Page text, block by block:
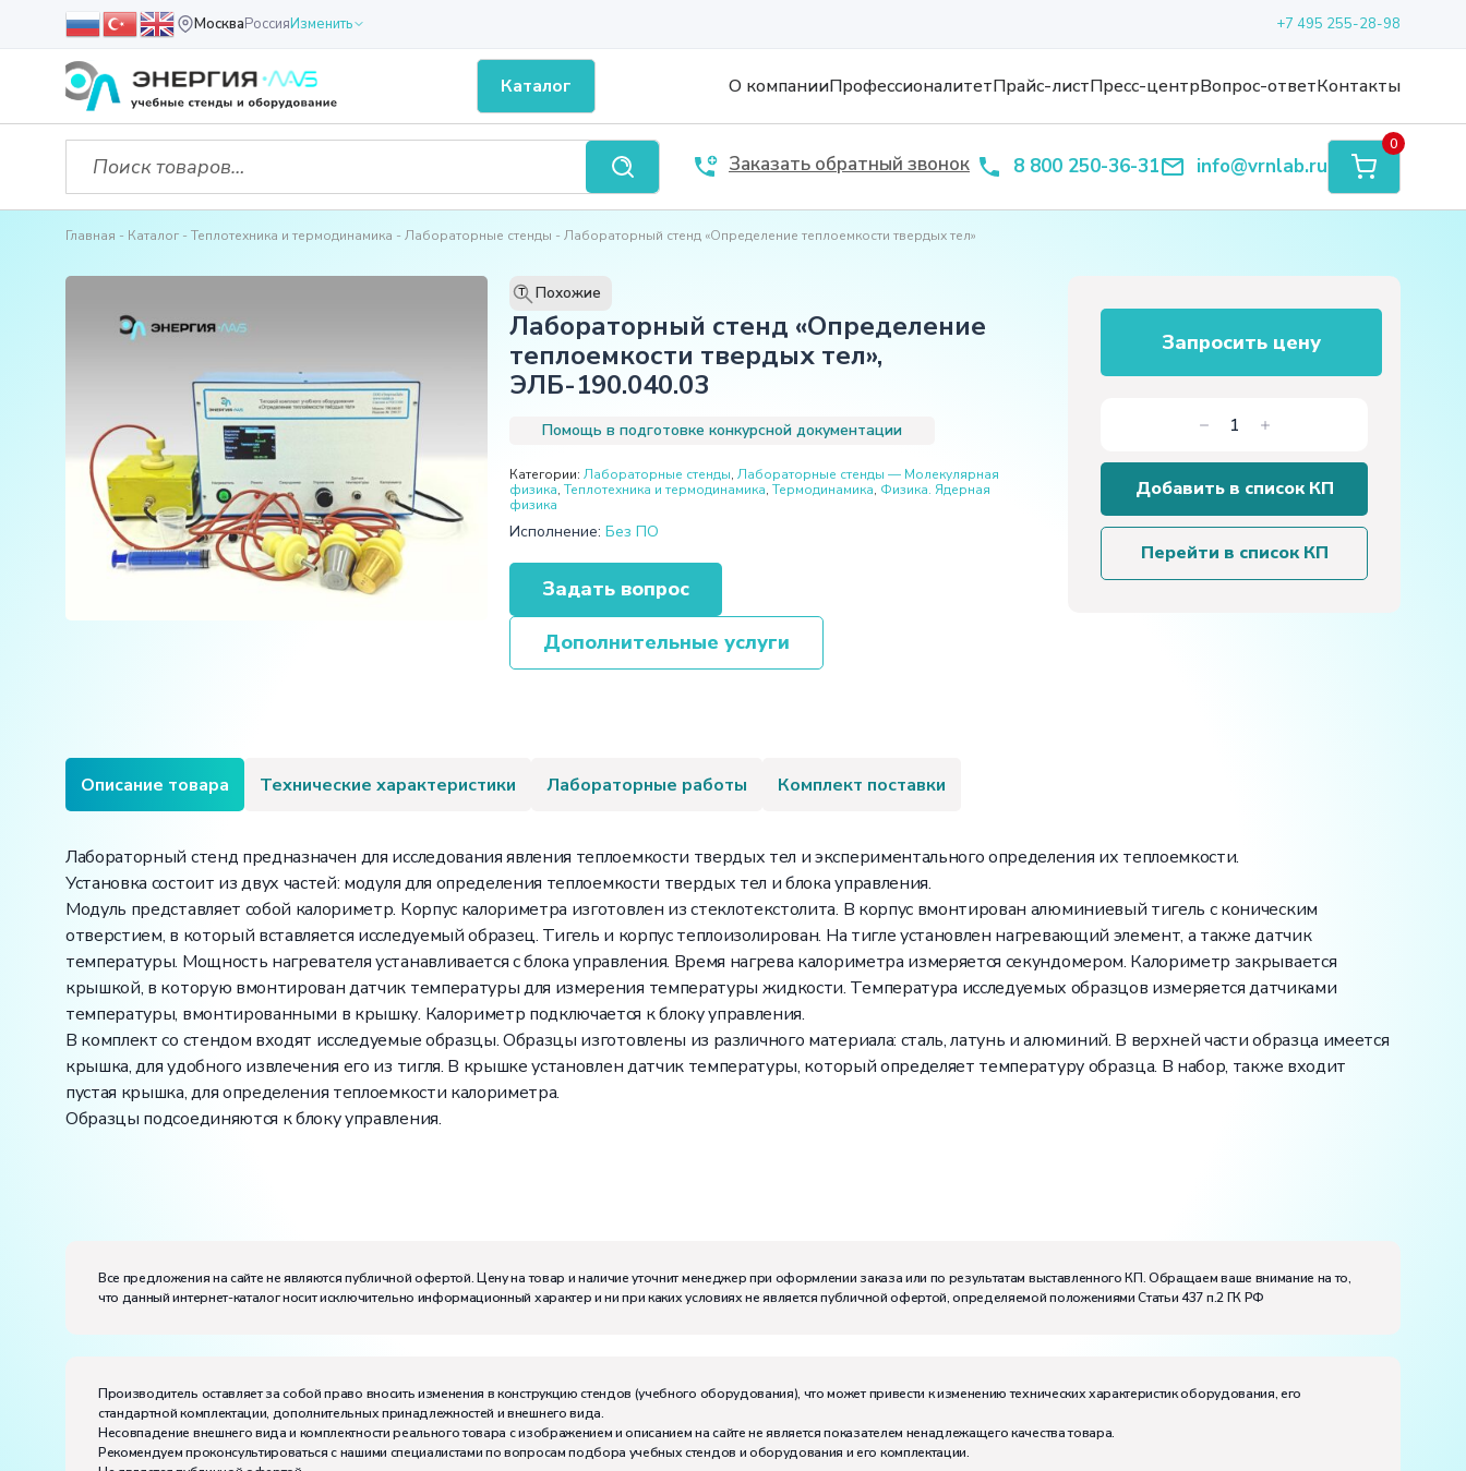
МоскваРоссияИзменить +7 495 255-28-98
Каталог О компанииПрофессионалитетПрайс-листПресс-центрВопрос-ответКонтакты
Заказать обратный звонок 8 800 250-36-31 info@vrnlab.ru
0
Главная Каталог Теплотехника и термодинамика Лабораторные стенды Лабораторный стенд «Определение теплоемкости твердых тел»
T Похожие
Лабораторный стенд «Определение
теплоемкости твердых тел»,
ЭЛБ-190.040.03
Помощь в подготовке конкурсной документации
Категории: Лабораторные стенды, Лабораторные стенды — Молекулярная
физика, Теплотехника и термодинамика, Термодинамика, Физика. Ядерная
физика
Исполнение: Без ПО
Задать вопрос
Дополнительные услуги
Запросить цену
Количество
товара
Лабораторный
«Определение
теплоемкости
Добавить в список КП
Перейти в список КП
Описание товара Технические характеристики Лабораторные работы Комплект поставки
Лабораторный стенд предназначен для исследования явления теплоемкости твердых тел и экспериментального определения их теплоемкости.
Установка состоит из двух частей: модуля для определения теплоемкости твердых тел и блока управления.
Модуль представляет собой калориметр. Корпус калориметра изготовлен из стеклотекстолита. В корпус вмонтирован алюминиевый тигель с коническим
отверстием, в который вставляется исследуемый образец. Тигель и корпус теплоизолирован. На тигле установлен нагревающий элемент, а также датчик
температуры. Мощность нагревателя устанавливается с блока управления. Время нагрева калориметра измеряется секундомером. Калориметр закрывается
крышкой, в которую вмонтирован датчик температуры для измерения температуры жидкости. Температура исследуемых образцов измеряется датчиками
температуры, вмонтированными в крышку. Калориметр подключается к блоку управления.
В комплект со стендом входят исследуемые образцы. Образцы изготовлены из различного материала: сталь, латунь и алюминий. В верхней части образца имеется
крышка, для удобного извлечения его из тигля. В крышке установлен датчик температуры, который определяет температуру образца. В набор, также входит
пустая крышка, для определения теплоемкости калориметра.
Образцы подсоединяются к блоку управления.
Потребляемая мощность, В·А:
300
Электропитание:
Диапазон рабочих температур, ˚С:
Влажность, %:до 80
Количество человек, которое одновременно и активно может работать на комплекте:2
Все предложения на сайте не являются публичной офертой. Цену на товар и наличие уточнит менеджер при оформлении заказа или по результатам выставленного КП. Обращаем ваше внимание на то,
что данный интернет-каталог носит исключительно информационный характер и ни при каких условиях не является публичной офертой, определяемой положениями Статьи 437 п.2 ГК РФ
Производитель оставляет за собой право вносить изменения в конструкцию стендов (учебного оборудования), что может привести к изменению технических характеристик оборудования, его
стандартной комплектации, дополнительных принадлежностей и внешнего вида.
Несовпадение внешнего вида и комплектности реального товара с изображением и описанием на сайте не является показателем ненадлежащего качества товара.
Рекомендуем проконсультироваться с нашими специалистами по вопросам подбора учебных стендов и оборудования и его комплектации.